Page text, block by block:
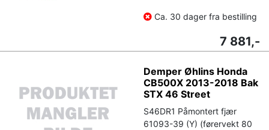
Ca. 30 dager fra bestilling
7 881,-
Demper Øhlins Honda
CB500X 2013-2018 Bak
STX 46 Street
S46DR1 Påmontert fjær
61093-39 (Y) (førervekt 80